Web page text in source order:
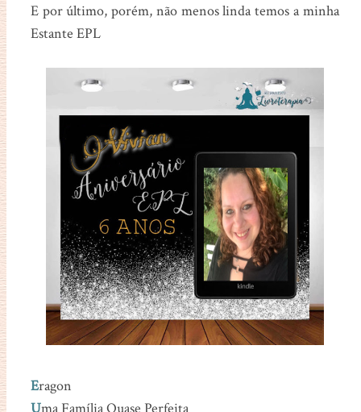
E por último, porém, não menos linda temos a minha
Estante EPL
Eragon